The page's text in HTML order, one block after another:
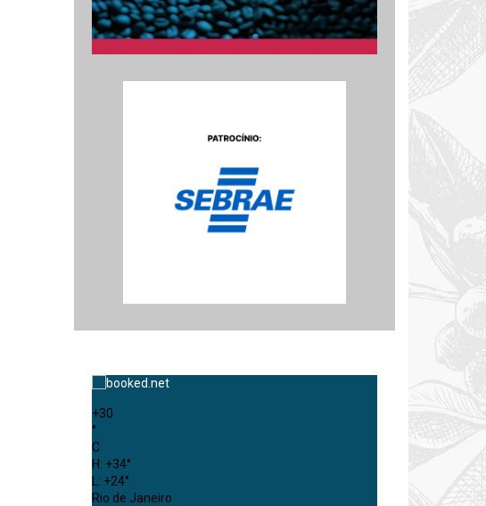
+30
°
C
H: +34°
L: +24°
Rio de Janeiro